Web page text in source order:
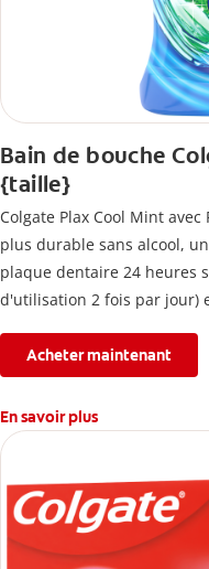
Bain de bouche
{taille}
Colgate Plax Cool Mint
plus durable sans alcool,
plaque dentaire 24 heures
d'utilisation 2 fois par jour)
Acheter maintenant
En savoir plus